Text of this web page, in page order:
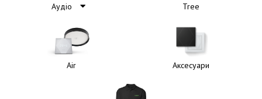
Аудіо Tree
Air Аксесуари